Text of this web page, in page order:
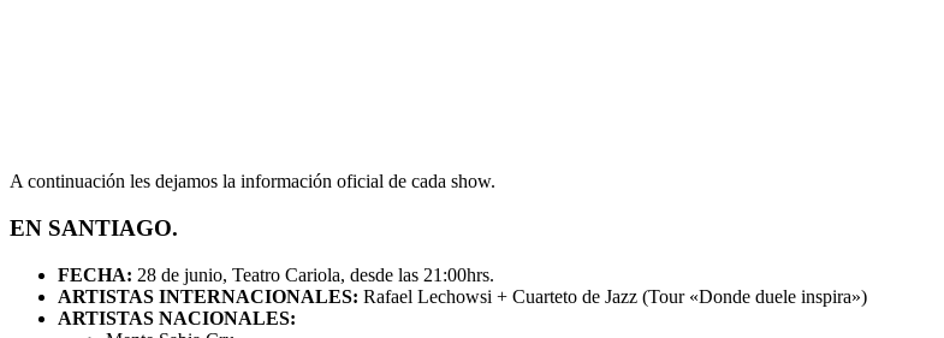
A continuación les dejamos la información oficial de cada show.
EN SANTIAGO.
FECHA: 28 de junio, Teatro Cariola, desde las 21:00hrs.
ARTISTAS INTERNACIONALES: Rafael Lechowsi + Cuarteto de Jazz (Tour «Donde duele inspira»)
ARTISTAS NACIONALES: